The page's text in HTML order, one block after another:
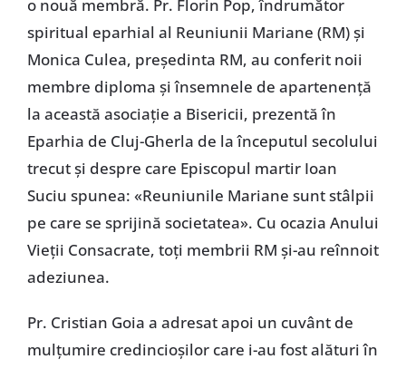
o nouă membră. Pr. Florin Pop, îndrumător
spiritual eparhial al Reuniunii Mariane (RM) şi
Monica Culea, preşedinta RM, au conferit noii
membre diploma şi însemnele de apartenenţă
la această asociaţie a Bisericii, prezentă în
Eparhia de Cluj-Gherla de la începutul secolului
trecut şi despre care Episcopul martir Ioan
Suciu spunea: «Reuniunile Mariane sunt stâlpii
pe care se sprijină societatea». Cu ocazia Anului
Vieţii Consacrate, toţi membrii RM şi-au reînnoit
adeziunea.
Pr. Cristian Goia a adresat apoi un cuvânt de
mulţumire credincioşilor care i-au fost alături în